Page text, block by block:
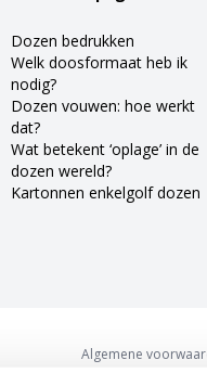
Dozen bedrukken
Welk doosformaat heb ik
nodig?
Dozen vouwen: hoe werkt
dat?
Wat betekent ‘oplage’ in de
dozen wereld?
Kartonnen enkelgolf dozen
Algemene